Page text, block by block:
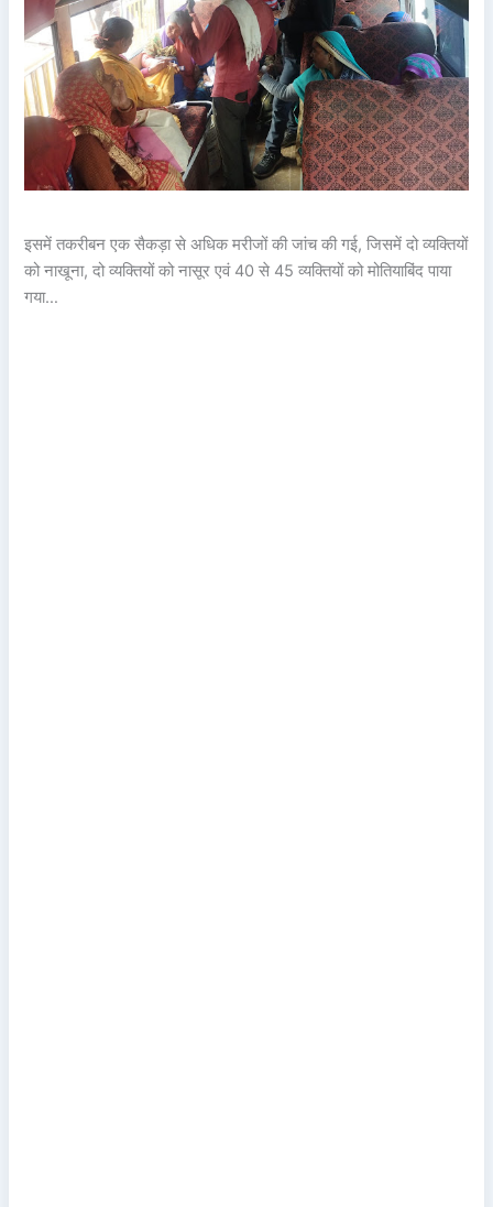
इसमें तकरीबन एक सैकड़ा से अधिक मरीजों की जांच की गई, जिसमें दो व्यक्तियों
को नाखूना, दो व्यक्तियों को नासूर एवं 40 से 45 व्यक्तियों को मोतियाबिंद पाया
गया…